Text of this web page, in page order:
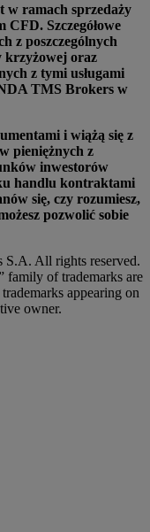
w ramach sprzedaży
Szczegółowe
z poszczególnych
krzyżowej oraz
z tymi usługami
TMS Brokers w
i wiążą się z
pieniężnych z
inwestorów
handlu kontraktami
się, czy rozumiesz,
pozwolić sobie
All rights reserved.
family of trademarks are
appearing on
owner.